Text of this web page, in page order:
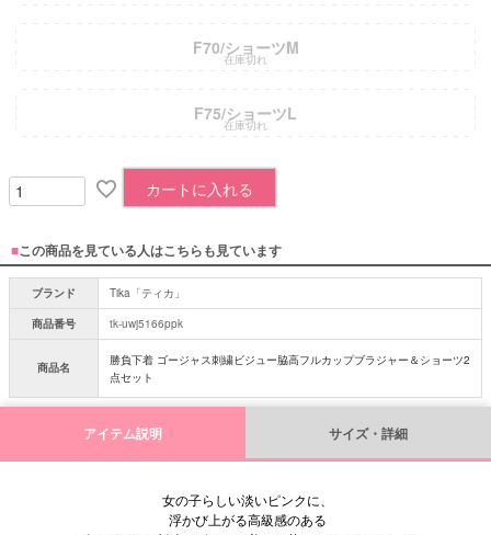
F70/ショーツM
在庫切れ
F75/ショーツL
在庫切れ
カートに入れる
■この商品を見ている人はこちらも見ています
ブランド
Tika「ティカ」
商品番号
tk-uwj5166ppk
商品名
勝負下着 ゴージャス刺繍ビジュー脇高フルカップブラジャー＆ショーツ2
点セット
アイテム説明 サイズ・詳細
女の子らしい淡いピンクに、
浮かび上がる高級感のある